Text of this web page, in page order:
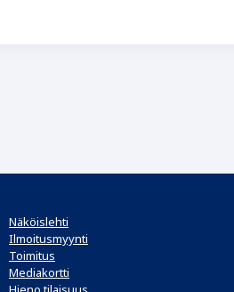
Näköislehti
Ilmoitusmyynti
Toimitus
Mediakortti